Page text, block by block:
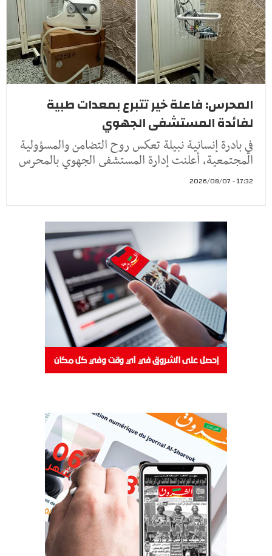
المحرس: فاعلة خير تتبرع بمعدات طبية
لفائدة المستشفى الجهوي
في بادرة إنسانية نبيلة تعكس روح التضامن والمسؤولية
المجتمعية، أعلنت إدارة المستشفى الجهوي بالمحرس
17:32 - 2026/08/07